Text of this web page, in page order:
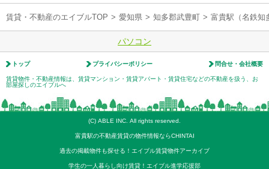
賃貸・不動産のエイブルTOP > 愛知県 > 知多郡武豊町 > 富貴駅（名鉄知
パソコン
トップ プライバシーポリシー 問合せ・会社概要
賃貸物件・不動産情報は、賃貸マンション・賃貸アパート・賃貸住宅などの不動産を扱う、お
部屋探しのエイブルへ
(C) ABLE INC. All rights reserved.
富貴駅の不動産賃貸の物件情報ならCHINTAI
過去の掲載物件も探せる！エイブル賃貸物件アーカイブ
学生の一人暮らし向け賃貸！エイブル進学応援部